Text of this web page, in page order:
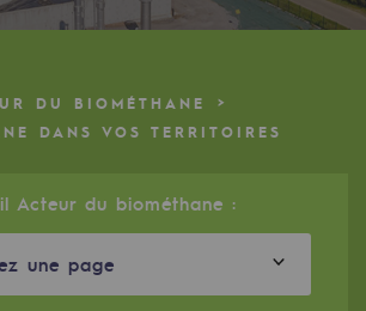
adaptative et ouverte
adaptative et
et nos valeurs
DU BIOMÉTHANE
DANS VOS TERRITOIRES
Acteur du biométhane :
une page